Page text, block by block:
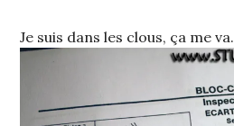
Je suis dans les clous, ça me va.